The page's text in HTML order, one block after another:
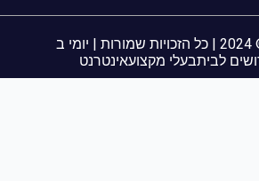
לביתבעלי מקצועאינטרנט